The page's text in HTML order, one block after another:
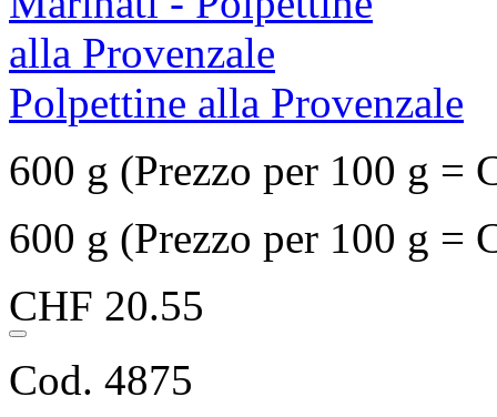
Polpettine alla Provenzale
600 g (Prezzo per 100 g =
600 g (Prezzo per 100 g =
CHF 20.55
Cod. 4875